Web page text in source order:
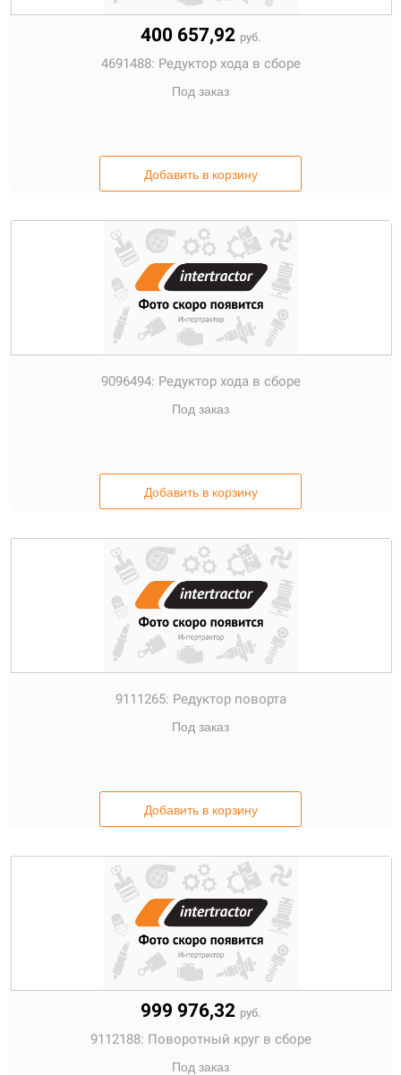
400 657,92 руб.
4691488: Редуктор хода в сборе
Под заказ
Добавить в корзину
9096494: Редуктор хода в сборе
Под заказ
Добавить в корзину
9111265: Редуктор поворта
Под заказ
Добавить в корзину
999 976,32 руб.
9112188: Поворотный круг в сборе
Под заказ